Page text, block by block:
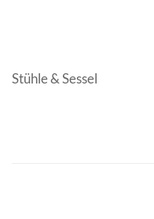
Stühle & Sessel